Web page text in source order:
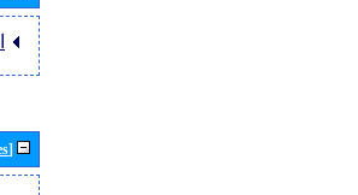
[Newsflashes]